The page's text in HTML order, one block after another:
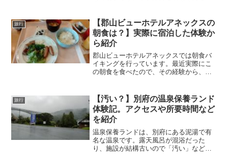
谷駅より徒歩約５分です。東京23区内で
この価格は...
旅行
【郡山ビューホテルアネックスの
朝食は？】実際に宿泊した体験か
ら紹介
郡山ビューホテルアネックスでは朝食バ
イキングを行っています。最近実際にこ
の朝食を食べたので、その経験から、こ
やウインナー、ベーコン、納豆、みそ
汁、魚、ヨーグルトなど、ご...
旅行
【汚い？】別府の温泉保養ランド
体験記。アクセスや所要時間など
を紹介
温泉保養ランドは、別府にある泥湯で有
名な温泉です。露天風呂が混浴だった
り、施設が結構古いので「汚い」などの